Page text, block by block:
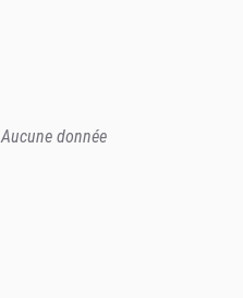
Aucune donnée